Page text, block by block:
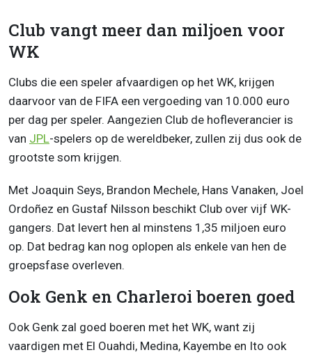
Club vangt meer dan miljoen voor
WK
Clubs die een speler afvaardigen op het WK, krijgen
daarvoor van de FIFA een vergoeding van 10.000 euro
per dag per speler. Aangezien Club de hofleverancier is
van JPL-spelers op de wereldbeker, zullen zij dus ook de
grootste som krijgen.
Met Joaquin Seys, Brandon Mechele, Hans Vanaken, Joel
Ordoñez en Gustaf Nilsson beschikt Club over vijf WK-
gangers. Dat levert hen al minstens 1,35 miljoen euro
op. Dat bedrag kan nog oplopen als enkele van hen de
groepsfase overleven.
Ook Genk en Charleroi boeren goed
Ook Genk zal goed boeren met het WK, want zij
vaardigen met El Ouahdi, Medina, Kayembe en Ito ook